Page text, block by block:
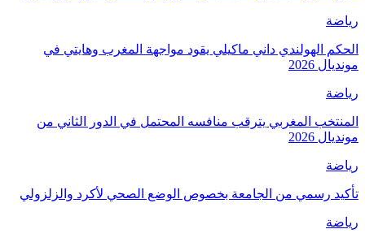
رياضة
الحكم الهولندي داني ماكيلي يقود مواجهة المغرب وهايتي في
مونديال 2026
رياضة
المنتخب المغربي يترقب منافسه المحتمل في الدور الثاني من
مونديال 2026
رياضة
تأكيد رسمي من الجامعة بخصوص الوضع الصحي لأكرد والزلزولي
رياضة